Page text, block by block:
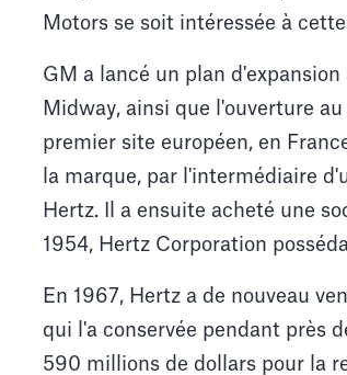
Motors se soit intéressée à
GM a lancé un plan
Midway, ainsi que l'ouverture
premier site européen, en
la marque, par l'intermédiaire
Hertz. Il a ensuite acheté une
1954, Hertz Corporation
En 1967, Hertz a de nouveau
qui l'a conservée pendant près
590 millions de dollars pour la